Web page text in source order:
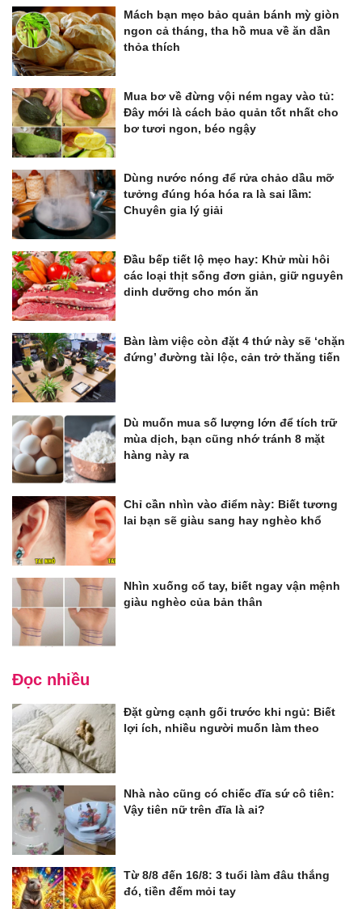
Mách bạn mẹo bảo quản bánh mỳ giòn
ngon cả tháng, tha hồ mua về ăn dần
thỏa thích
Mua bơ về đừng vội ném ngay vào tủ:
Đây mới là cách bảo quản tốt nhất cho
bơ tươi ngon, béo ngậy
Dùng nước nóng để rửa chảo dầu mỡ
tưởng đúng hóa hóa ra là sai lầm:
Chuyên gia lý giải
Đầu bếp tiết lộ mẹo hay: Khử mùi hôi
các loại thịt sống đơn giản, giữ nguyên
dinh dưỡng cho món ăn
Bàn làm việc còn đặt 4 thứ này sẽ ‘chặn
đứng’ đường tài lộc, cản trở thăng tiến
Dù muốn mua số lượng lớn để tích trữ
mùa dịch, bạn cũng nhớ tránh 8 mặt
hàng này ra
Chỉ cần nhìn vào điểm này: Biết tương
lai bạn sẽ giàu sang hay nghèo khổ
Nhìn xuống cổ tay, biết ngay vận mệnh
giàu nghèo của bản thân
Đọc nhiều
Đặt gừng cạnh gối trước khi ngủ: Biết
lợi ích, nhiều người muốn làm theo
Nhà nào cũng có chiếc đĩa sứ cô tiên:
Vậy tiên nữ trên đĩa là ai?
Từ 8/8 đến 16/8: 3 tuổi làm đâu thắng
đó, tiền đếm mỏi tay